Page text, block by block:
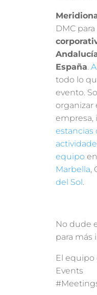
DMC
España.
todo lo
evento.
organizar
empresa,
estancias
equipo en
Marbella,
del Sol.
No dude
para más
El equipo
Events